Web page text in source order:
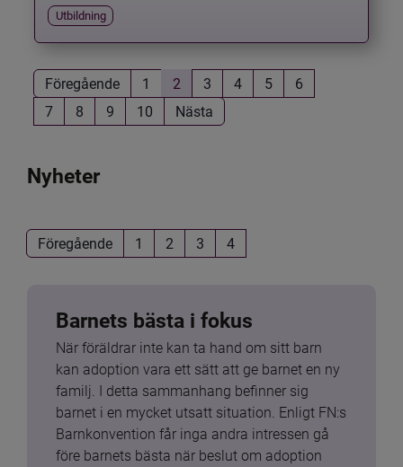
Utbildning
Föregående 1 2 3 4 5
6
7
8 9 10 Nästa
Nyheter
Föregående 1 2 3 4
Barnets bästa i fokus
När föräldrar inte kan ta hand om sitt barn
kan adoption vara ett sätt att ge barnet en ny
familj. I detta sammanhang befinner sig
barnet i en mycket utsatt situation. Enligt FN:s
Barnkonvention får inga andra intressen gå
före barnets bästa när beslut om adoption